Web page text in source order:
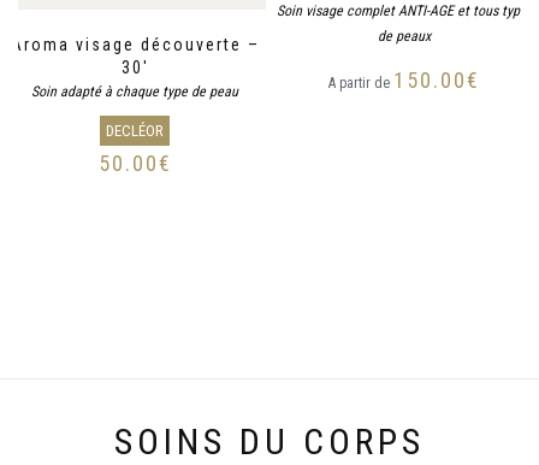
Aroma visage découverte –
30′
Soin adapté à chaque type de peau
DECLÉOR
50.00€
Soin visage complet ANTI-AGE et tous types
de peaux
A partir de 150.00€
SOINS DU CORPS